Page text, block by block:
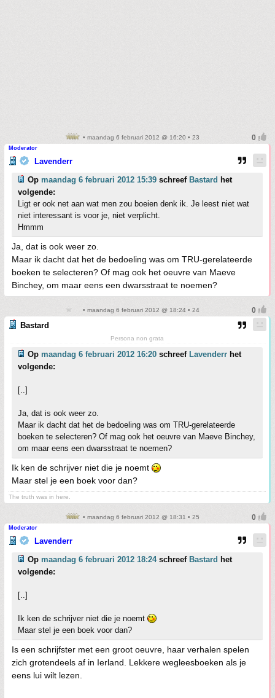
• maandag 6 februari 2012 @ 16:20 • 23
Moderator
Lavenderr
Op maandag 6 februari 2012 15:39 schreef Bastard het
volgende:
Ligt er ook net aan wat men zou boeien denk ik. Je leest niet wat
niet interessant is voor je, niet verplicht.
Hmmm
Ja, dat is ook weer zo.
Maar ik dacht dat het de bedoeling was om TRU-gerelateerde
boeken te selecteren? Of mag ook het oeuvre van Maeve
Binchey, om maar eens een dwarsstraat te noemen?
• maandag 6 februari 2012 @ 18:24 • 24
Bastard
Persona non grata
Op maandag 6 februari 2012 16:20 schreef Lavenderr het
volgende:
[..]
Ja, dat is ook weer zo.
Maar ik dacht dat het de bedoeling was om TRU-gerelateerde
boeken te selecteren? Of mag ook het oeuvre van Maeve Binchey,
om maar eens een dwarsstraat te noemen?
Ik ken de schrijver niet die je noemt
Maar stel je een boek voor dan?
The truth was in here.
• maandag 6 februari 2012 @ 18:31 • 25
Moderator
Lavenderr
Op maandag 6 februari 2012 18:24schreef Bastard het
volgende:
[..]
Ik ken de schrijver niet die je noemt
Maar stel je een boek voor dan?
Is een schrijfster met een groot oeuvre, haar verhalen spelen
zich grotendeels af in Ierland. Lekkere wegleesboeken als je
eens lui wilt lezen.